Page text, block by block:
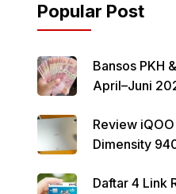
Popular Post
Bansos PKH
April–Juni
Review
Dimensity
9400+
Daftar 4 Link